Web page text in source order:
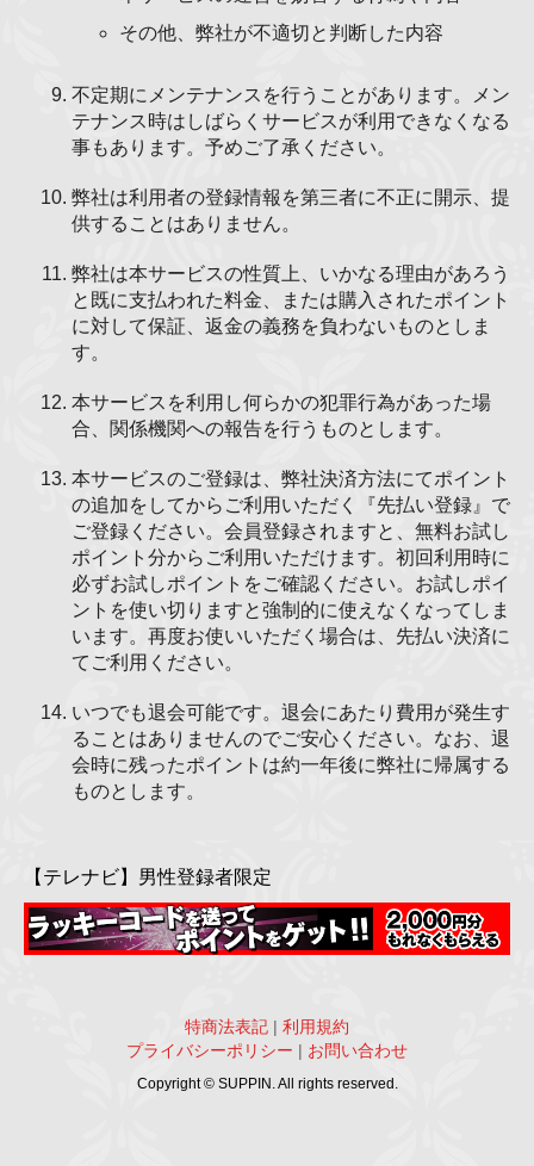
その他、弊社が不適切と判断した内容
不定期にメンテナンスを行うことがあります。メン
テナンス時はしばらくサービスが利用できなくなる
事もあります。予めご了承ください。
弊社は利用者の登録情報を第三者に不正に開示、提
供することはありません。
弊社は本サービスの性質上、いかなる理由があろう
と既に支払われた料金、または購入されたポイント
に対して保証、返金の義務を負わないものとしま
す。
本サービスを利用し何らかの犯罪行為があった場
合、関係機関への報告を行うものとします。
本サービスのご登録は、弊社決済方法にてポイント
の追加をしてからご利用いただく『先払い登録』で
ご登録ください。会員登録されますと、無料お試し
ポイント分からご利用いただけます。初回利用時に
必ずお試しポイントをご確認ください。お試しポイ
ントを使い切りますと強制的に使えなくなってしま
います。再度お使いいただく場合は、先払い決済に
てご利用ください。
いつでも退会可能です。退会にあたり費用が発生す
ることはありませんのでご安心ください。なお、退
会時に残ったポイントは約一年後に弊社に帰属する
ものとします。
【テレナビ】男性登録者限定
特商法表記 | 利用規約
プライバシーポリシー | お問い合わせ
Copyright © SUPPIN. All rights reserved.